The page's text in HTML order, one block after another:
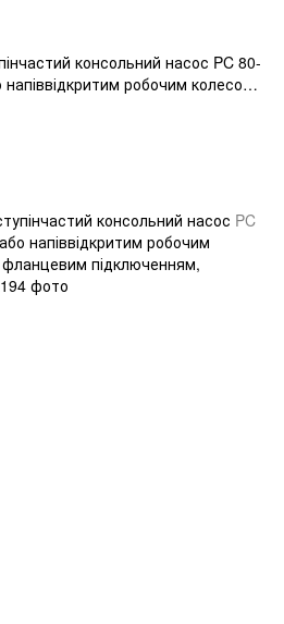
консольний насос PC 80-
робочим колесом
підключенням, виготовлений з